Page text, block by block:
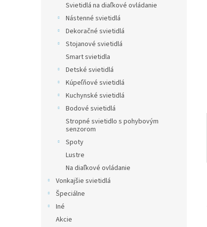
Svietidlá na diaľkové ovládanie
Nástenné svietidlá
Dekoračné svietidlá
Stojanové svietidlá
Smart svietidla
Detské svietidlá
Kúpeľňové svietidlá
Kuchynské svietidlá
Bodové svietidlá
Stropné svietidlo s pohybovým
senzorom
Spoty
Lustre
Na diaľkové ovládanie
Vonkajšie svietidlá
Špeciálne
Iné
Akcie